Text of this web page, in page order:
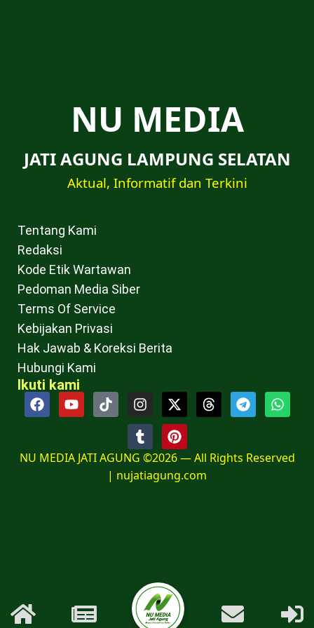
NU MEDIA
JATI AGUNG LAMPUNG SELATAN
Aktual, Informatif dan Terkini
Tentang Kami
Redaksi
Kode Etik Wartawan
Pedoman Media Siber
Terms Of Service
Kebijakan Privasi
Hak Jawab & Koreksi Berita
Hubungi Kami
Ikuti kami
NU MEDIA JATI AGUNG ©2026 — All Rights Reserved
| nujatiagung.com